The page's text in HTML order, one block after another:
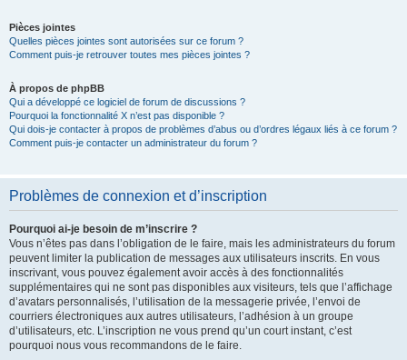
Pièces jointes
Quelles pièces jointes sont autorisées sur ce forum ?
Comment puis-je retrouver toutes mes pièces jointes ?
À propos de phpBB
Qui a développé ce logiciel de forum de discussions ?
Pourquoi la fonctionnalité X n’est pas disponible ?
Qui dois-je contacter à propos de problèmes d’abus ou d’ordres légaux liés à ce forum ?
Comment puis-je contacter un administrateur du forum ?
Problèmes de connexion et d’inscription
Pourquoi ai-je besoin de m’inscrire ?
Vous n’êtes pas dans l’obligation de le faire, mais les administrateurs du forum
peuvent limiter la publication de messages aux utilisateurs inscrits. En vous
inscrivant, vous pouvez également avoir accès à des fonctionnalités
supplémentaires qui ne sont pas disponibles aux visiteurs, tels que l’affichage
d’avatars personnalisés, l’utilisation de la messagerie privée, l’envoi de
courriers électroniques aux autres utilisateurs, l’adhésion à un groupe
d’utilisateurs, etc. L’inscription ne vous prend qu’un court instant, c’est
pourquoi nous vous recommandons de le faire.